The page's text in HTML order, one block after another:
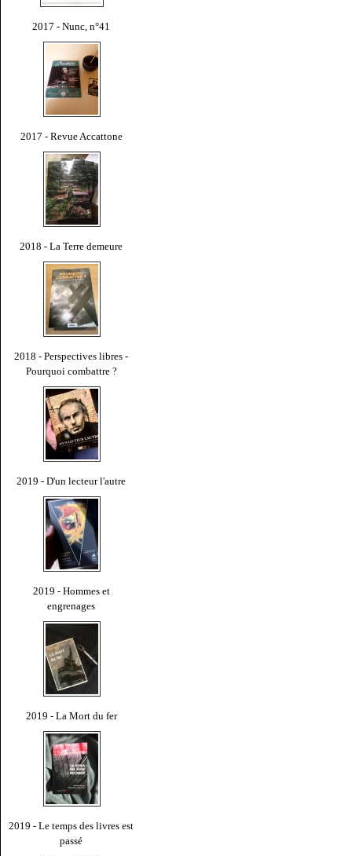
2017 - Nunc, n°41
2017 - Revue Accattone
2018 - La Terre demeure
2018 - Perspectives libres -
Pourquoi combattre ?
2019 - D'un lecteur l'autre
2019 - Hommes et
engrenages
2019 - La Mort du fer
2019 - Le temps des livres est
passé